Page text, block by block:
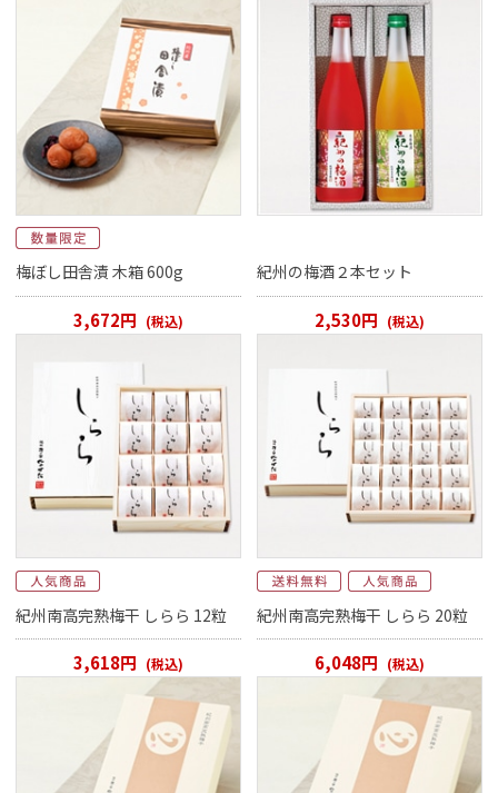
梅ぼし田舎漬 木箱 600g
3,672円 (税込)
紀州の梅酒２本セット
2,530円 (税込)
紀州南高完熟梅干 しらら 12粒
3,618円 (税込)
紀州南高完熟梅干 しらら 20粒
6,048円 (税込)